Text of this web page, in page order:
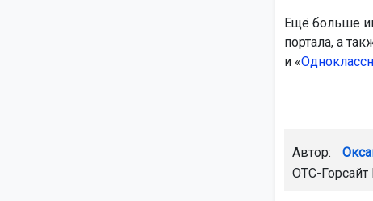
Ещё больше
портала, а
и «
Автор:
ОТС-Горсайт